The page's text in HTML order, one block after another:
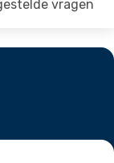
vragen